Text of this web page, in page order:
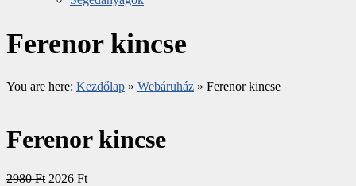
Ferenor kincse
You are here: Kezdőlap » Webáruház » Ferenor kincse
Ferenor kincse
2980Ft 2026 Ft